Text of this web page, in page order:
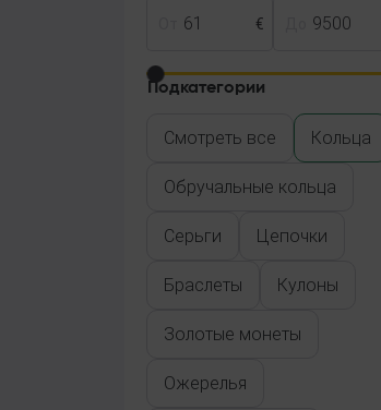
€
Подкатегории
Смотреть все Кольца
Oбручальные кольца
Серьги Цепочки
Браслеты Кулоны
Золотые монеты
Ожерелья